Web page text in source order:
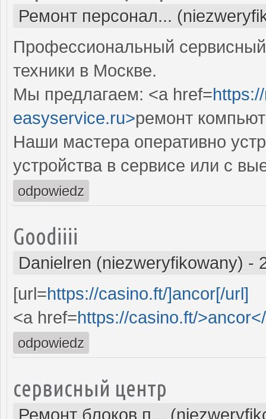
Ремонт персонал...
Профессиональный
техники в Москве.
Мы предлагаем: <a href=
easyservice.ru>ремонт
Наши мастера оперативно
устройства в сервисе или с
odpowiedz
Goodiiii
Danielren (niezweryfikowany) -
[url=https://casino.ft/]ancor[/url]
<a href=https://casino.ft/
odpowiedz
сервисный центр
Ремонт блоков п...